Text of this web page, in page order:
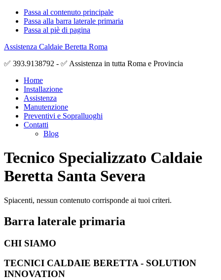
Passa al contenuto principale
Passa alla barra laterale primaria
Passa al piè di pagina
Assistenza Caldaie Beretta Roma
✅ 393.9138792 - ✅ Assistenza in tutta Roma e Provincia
Home
Installazione
Assistenza
Manutenzione
Preventivi e Sopralluoghi
Contatti
Blog
Tecnico Specializzato Caldaie
Beretta Santa Severa
Spiacenti, nessun contenuto corrisponde ai tuoi criteri.
Barra laterale primaria
CHI SIAMO
TECNICI CALDAIE BERETTA - SOLUTION
INNOVATION